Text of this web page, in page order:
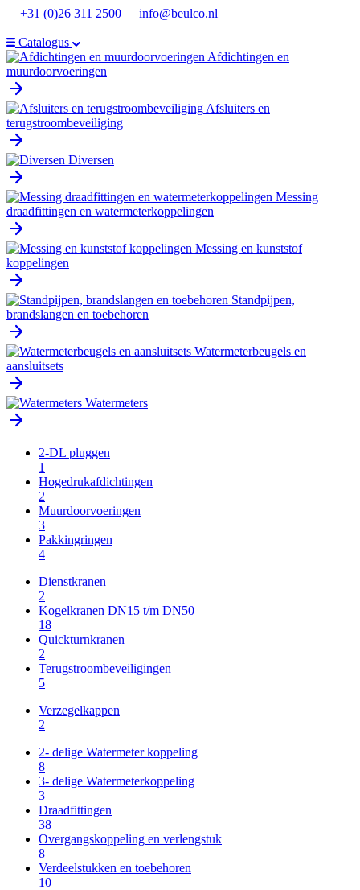
Ga
de
inhoud
+31 (0)26 311 2500 info@beulco.nl
Catalogus
Afdichtingen en
muurdoorvoeringen
Afsluiters en
terugstroombeveiliging
Diversen
Messing
draadfittingen en watermeterkoppelingen
Messing en kunststof
koppelingen
Standpijpen,
brandslangen en toebehoren
Watermeterbeugels en
aansluitsets
Watermeters
2-DL pluggen
1
Hogedrukafdichtingen
2
Muurdoorvoeringen
3
Pakkingringen
4
Dienstkranen
2
Kogelkranen DN15 t/m DN50
18
Quickturnkranen
2
Terugstroombeveiligingen
5
Verzegelkappen
2
2- delige Watermeter koppeling
8
3- delige Watermeterkoppeling
3
Draadfittingen
38
Overgangskoppeling en verlengstuk
8
Verdeelstukken en toebehoren
10